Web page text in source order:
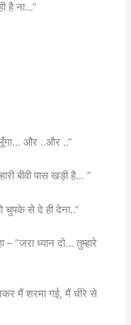
है ना…”
लूँगा… और ..और ..”
बीवी पास खड़ी है… ”
चुपके से दे ही देना..”
“जरा ध्यान दो… तुम्हारे
मैं शरमा गई, मैं धीरे से